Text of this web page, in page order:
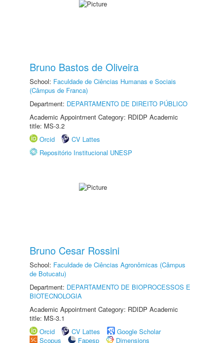
Bruno Bastos de Oliveira
School: Faculdade de Ciências Humanas e Sociais
(Câmpus de Franca)
Department: DEPARTAMENTO DE DIREITO PÚBLICO
Academic Appointment Category: RDIDP Academic
title: MS-3.2
Orcid
CV Lattes
Repositório Institucional UNESP
Bruno Cesar Rossini
School: Faculdade de Ciências Agronômicas (Câmpus
de Botucatu)
Department: DEPARTAMENTO DE BIOPROCESSOS E
BIOTECNOLOGIA
Academic Appointment Category: RDIDP Academic
title: MS-3.1
Orcid
CV Lattes
Google Scholar
Scopus
Fapesp
Dimensions